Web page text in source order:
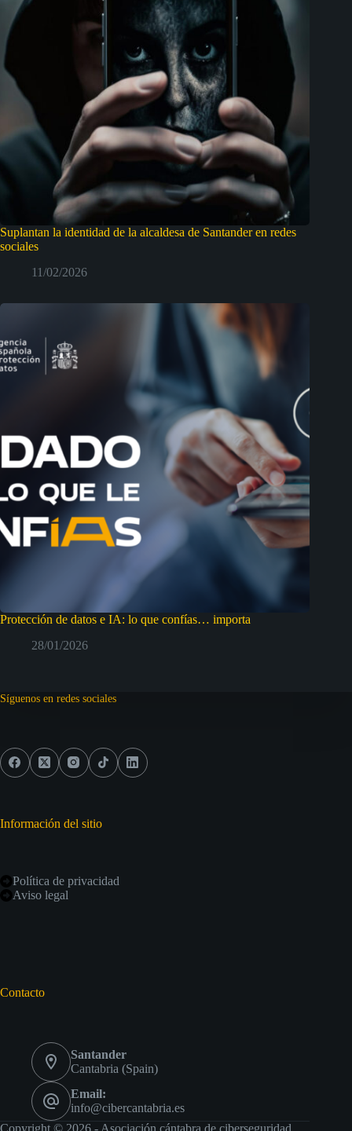
Suplantan la identidad de la alcaldesa de Santander en redes
sociales
11/02/2026
Protección de datos e IA: lo que confías… importa
28/01/2026
Síguenos en redes sociales
Información del sitio
Política de privacidad
Aviso legal
Contacto
Santander
Cantabria (Spain)
Email:
info@cibercantabria.es